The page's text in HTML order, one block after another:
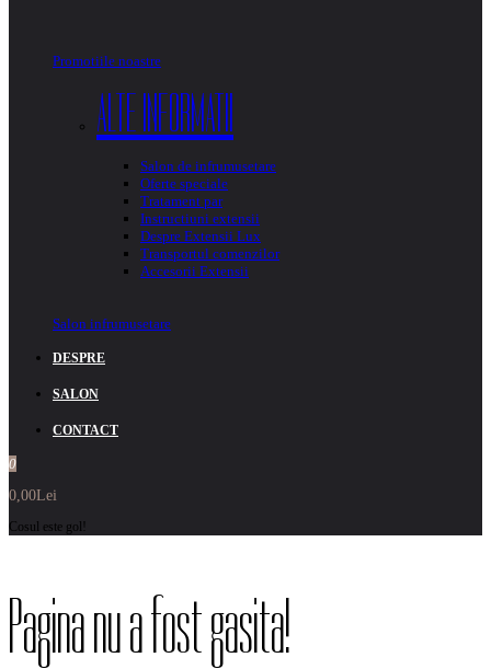
Promotiile noastre
ALTE INFORMATII
Salon de infrumusetare
Oferte speciale
Tratament par
Instructiuni extensii
Despre Extensii Lux
Transportul comenzilor
Accesorii Extensii
Salon infrumusetare
DESPRE
SALON
CONTACT
0
0,00Lei
Cosul este gol!
Pagina nu a fost gasita!